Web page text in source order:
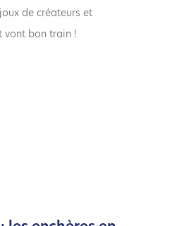
de créateurs et
bon train !